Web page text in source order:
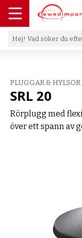
Meny
PLUGGAR & HYLSOR
SRL 20
Rörplugg med
över ett spann av